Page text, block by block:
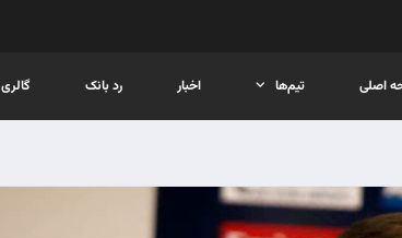
اصلی تیم‌ها اخبار رد بانک گالری